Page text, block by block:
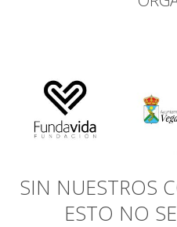
SIN NUESTROS
ESTO NO